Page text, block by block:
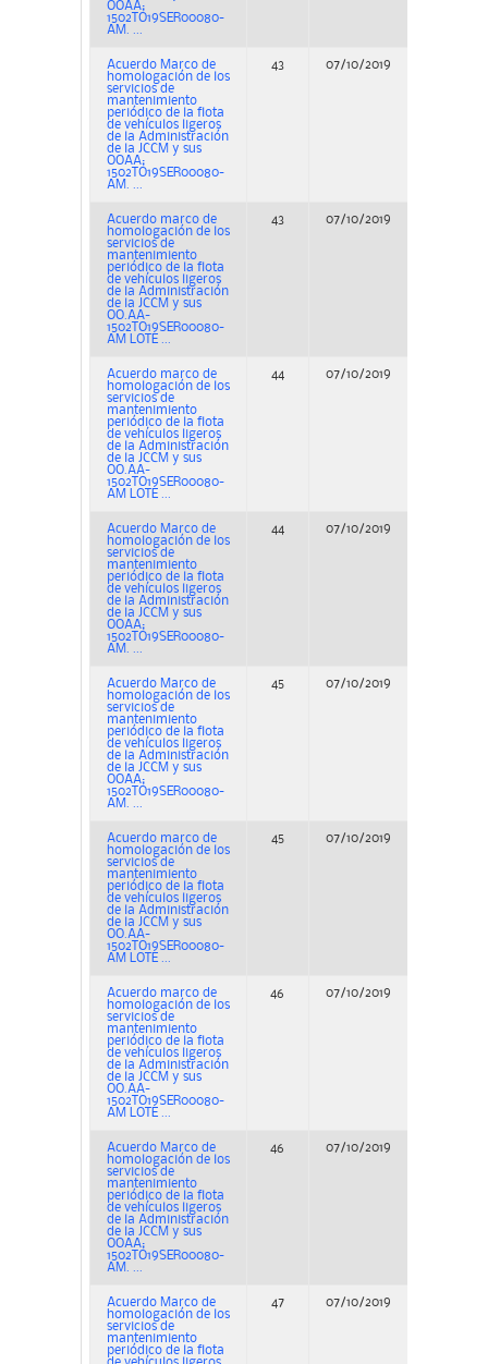
OOAA;
1502TO19SER00080-
AM. ...
Acuerdo Marco de
homologación de los
servicios de
mantenimiento
periódico de la flota
de vehículos ligeros
de la Administración
de la JCCM y sus
OOAA;
1502TO19SER00080-
AM. ...
43 07/10/2019
Acuerdo marco de
homologación de los
servicios de
mantenimiento
periódico de la flota
de vehículos ligeros
de la Administración
de la JCCM y sus
OO.AA-
1502TO19SER00080-
AM LOTE ...
43 07/10/2019
Acuerdo marco de
homologación de los
servicios de
mantenimiento
periódico de la flota
de vehículos ligeros
de la Administración
de la JCCM y sus
OO.AA-
1502TO19SER00080-
AM LOTE ...
44 07/10/2019
Acuerdo Marco de
homologación de los
servicios de
mantenimiento
periódico de la flota
de vehículos ligeros
de la Administración
de la JCCM y sus
OOAA;
1502TO19SER00080-
AM. ...
44 07/10/2019
Acuerdo Marco de
homologación de los
servicios de
mantenimiento
periódico de la flota
de vehículos ligeros
de la Administración
de la JCCM y sus
OOAA;
1502TO19SER00080-
AM. ...
45 07/10/2019
Acuerdo marco de
homologación de los
servicios de
mantenimiento
periódico de la flota
de vehículos ligeros
de la Administración
de la JCCM y sus
OO.AA-
1502TO19SER00080-
AM LOTE ...
45 07/10/2019
Acuerdo marco de
homologación de los
servicios de
mantenimiento
periódico de la flota
de vehículos ligeros
de la Administración
de la JCCM y sus
OO.AA-
1502TO19SER00080-
AM LOTE ...
46 07/10/2019
Acuerdo Marco de
homologación de los
servicios de
mantenimiento
periódico de la flota
de vehículos ligeros
de la Administración
de la JCCM y sus
OOAA;
1502TO19SER00080-
AM. ...
46 07/10/2019
Acuerdo Marco de
homologación de los
servicios de
mantenimiento
periódico de la flota
47 07/10/2019